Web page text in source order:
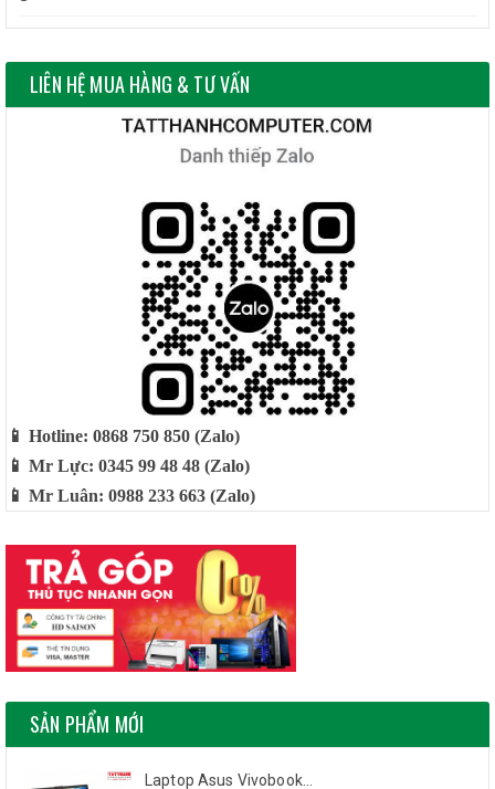
LIÊN HỆ MUA HÀNG & TƯ VẤN
📱 Hotline: 0868 750 850 (Zalo)
📱 Mr Lực: 0345 99 48 48 (Zalo)
📱 Mr Luân: 0988 233 663 (Zalo)
SẢN PHẨM MỚI
Laptop Asus Vivobook...